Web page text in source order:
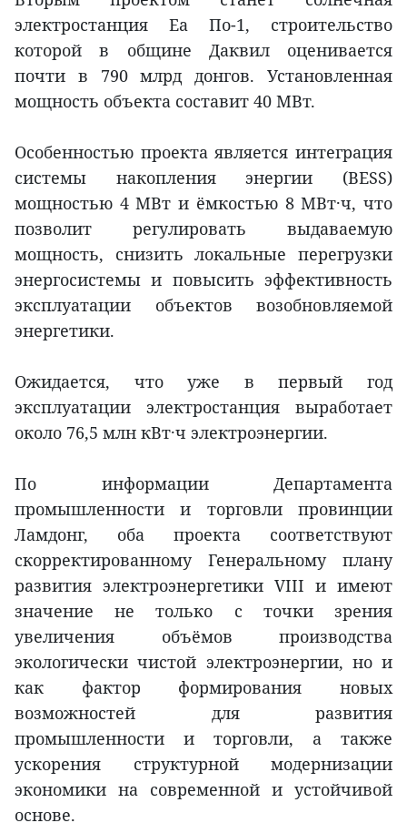
электростанция Ea По-1, строительство
которой в общине Даквил оценивается
почти в 790 млрд донгов. Установленная
мощность объекта составит 40 МВт.
Особенностью проекта является интеграция
системы накопления энергии (BESS)
мощностью 4 МВт и ёмкостью 8 МВт·ч, что
позволит регулировать выдаваемую
мощность, снизить локальные перегрузки
энергосистемы и повысить эффективность
эксплуатации объектов возобновляемой
энергетики.
Ожидается, что уже в первый год
эксплуатации электростанция выработает
около 76,5 млн кВт·ч электроэнергии.
По информации Департамента
промышленности и торговли провинции
Ламдонг, оба проекта соответствуют
скорректированному Генеральному плану
развития электроэнергетики VIII и имеют
значение не только с точки зрения
увеличения объёмов производства
экологически чистой электроэнергии, но и
как фактор формирования новых
возможностей для развития
промышленности и торговли, а также
ускорения структурной модернизации
экономики на современной и устойчивой
основе.